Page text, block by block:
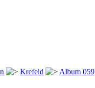
Krefeld Album 059